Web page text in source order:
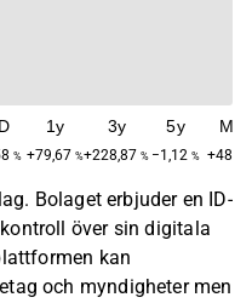
%
1y
+79,67 %
3y
+228,87 %
5y
−1,12 %
Max
+48,99
Bolaget erbjuder en ID-
över sin digitala
kan
och myndigheter men